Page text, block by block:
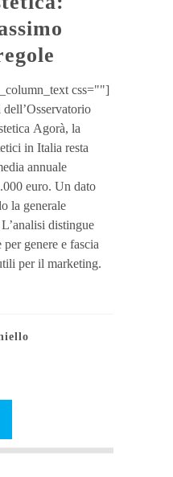
css=""]
Agorà, la
in Italia resta
annuale
euro. Un dato
la generale
distingue
genere e fascia
per il marketing.